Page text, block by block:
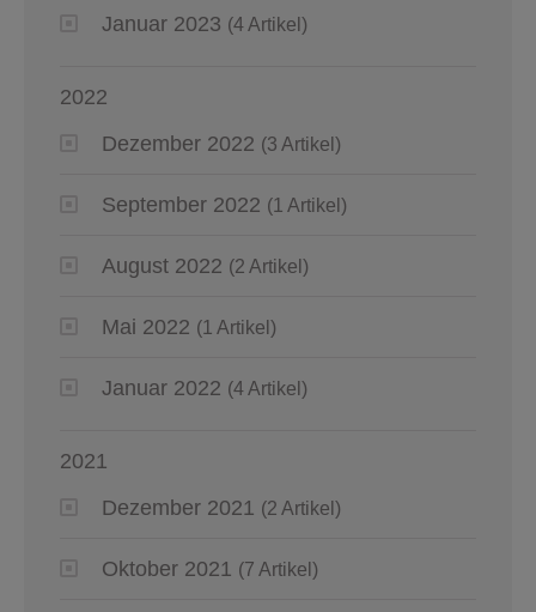
Januar 2023 (4 Artikel)
2022
Dezember 2022 (3 Artikel)
September 2022 (1 Artikel)
August 2022 (2 Artikel)
Mai 2022 (1 Artikel)
Januar 2022 (4 Artikel)
2021
Dezember 2021 (2 Artikel)
Oktober 2021 (7 Artikel)